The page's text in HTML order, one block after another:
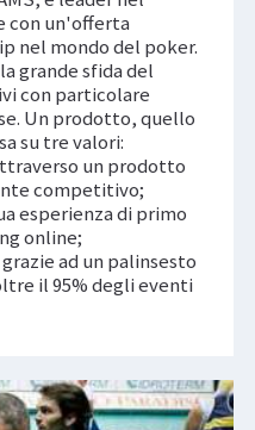
con un'offerta
nel mondo del poker.
grande sfida del
con particolare
Un prodotto, quello
su tre valori:
un prodotto
competitivo;
esperienza di primo
online;
ad un palinsesto
il 95% degli eventi